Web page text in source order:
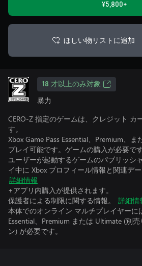
¥5,800+
ほしい物リストに追加
18 才以上のみ対象
暴力
CERO-Z 指定のゲームは、クレジット カ
す。
Xbox Game Pass Essential、Premium、
プレイ可能です。ゲームの購入が必要です
ユーザーが起動するゲームのパブリッシ
イ中に Xbox プロフィール情報と関連デ
詳細情報
+アプリ内購入が提供されます。
保護者による制限に関する情報。
詳細情
本体でのオンライン マルチプレイヤーに
Essential、Premium または Ultimate (別
ン) が必要です。